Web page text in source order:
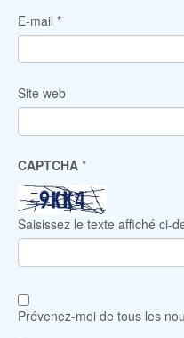
E-mail *
Site web
CAPTCHA *
Saisissez le texte affiché ci-
Prévenez-moi de tous les